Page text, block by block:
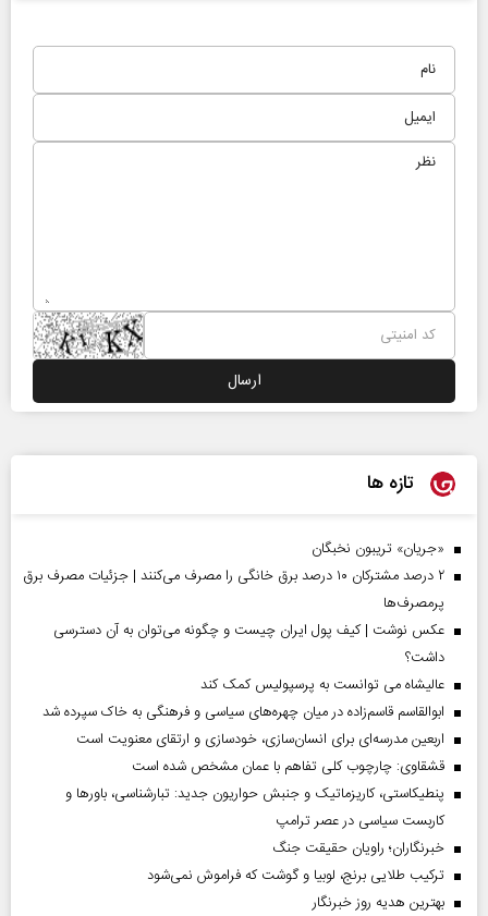
تازه ها
«جریان» تریبون نخبگان
۲ درصد مشترکان ۱۰ درصد برق خانگی را مصرف می‌کنند | جزئیات مصرف برق
پرمصرف‌ها
عکس نوشت | کیف پول ایران چیست و چگونه می‌توان به آن دسترسی
داشت؟
عالیشاه می توانست به پرسپولیس کمک کند
ابوالقاسم قاسم‌زاده در میان چهره‌های سیاسی و فرهنگی به خاک سپرده شد
اربعین مدرسه‌ای برای انسان‌سازی، خودسازی و ارتقای معنویت است
قشقاوی: چارچوب کلی تفاهم با عمان مشخص شده است
پنطیکاستی، کاریزماتیک و جنبش حواریون جدید: تبارشناسی، باور‌ها و
کاربست سیاسی در عصر ترامپ
خبرنگاران؛ راویان حقیقت جنگ
ترکیب طلایی برنج، لوبیا و گوشت که فراموش نمی‌شود
بهترین هدیه روز خبرنگار